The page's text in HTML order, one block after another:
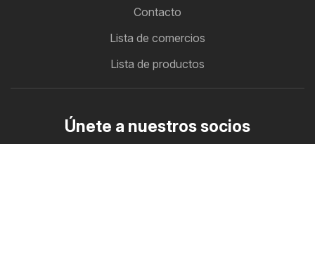
Contacto
Lista de comercios
Lista de productos
Únete a nuestros socios